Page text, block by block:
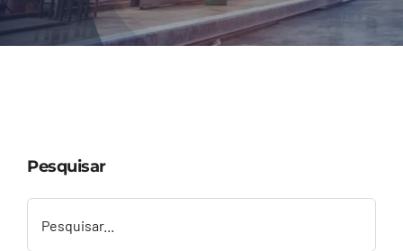
Altura
Contato
Pesquisar